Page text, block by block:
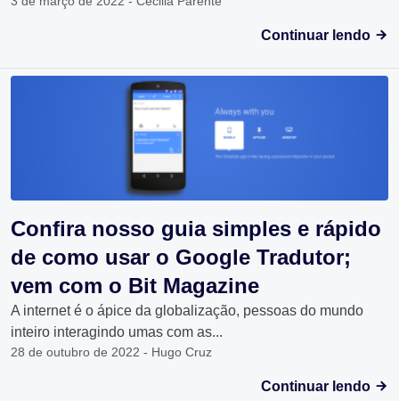
Continuar lendo
Confira nosso guia simples e rápido
de como usar o Google Tradutor;
vem com o Bit Magazine
A internet é o ápice da globalização, pessoas do mundo
inteiro interagindo umas com as...
28 de outubro de 2022 - Hugo Cruz
Continuar lendo